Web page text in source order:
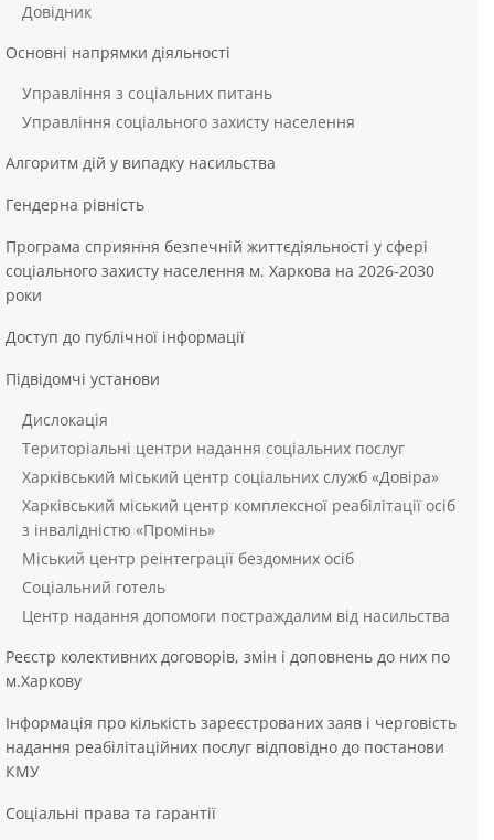
Довідник
Основні напрямки діяльності
Управління з соціальних питань
Управління соціального захисту населення
Алгоритм дій у випадку насильства
Гендерна рівність
Програма сприяння безпечній життєдіяльності у сфері
соціального захисту населення м. Харкова на 2026-2030
роки
Доступ до публічної інформації
Підвідомчі установи
Дислокація
Територіальні центри надання соціальних послуг
Харківський міський центр соціальних служб «Довіра»
Харківський міський центр комплексної реабілітації осіб
з інвалідністю «Промінь»
Міський центр реінтеграції бездомних осіб
Соціальний готель
Центр надання допомоги постраждалим від насильства
Реєстр колективних договорів, змін і доповнень до них по
м.Харкову
Інформація про кількість зареєстрованих заяв і черговість
надання реабілітаційних послуг відповідно до постанови
КМУ
Соціальні права та гарантії